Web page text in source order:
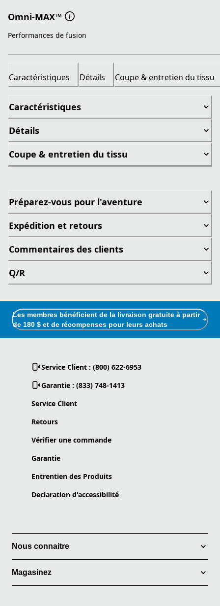
Omni-MAX™
Performances de fusion
Caractéristiques Détails Coupe & entretien du tissu
Caractéristiques
Détails
Coupe & entretien du tissu
Préparez-vous pour l'aventure
Expédition et retours
Commentaires des clients
Q/R
Les membres bénéficient de la livraison gratuite à partir
de 180 $ et de récompenses pour leurs achats
Service Client : (800) 622-6953
Garantie : (833) 748-1413
Service Client
Retours
Vérifier une commande
Garantie
Entrentien des Produits
Declaration d'accessibilité
Nous connaitre
Magasinez